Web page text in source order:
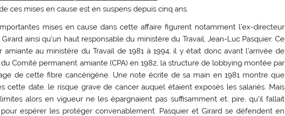
ces mises en cause est en suspens depuis cinq ans.
mises en cause dans cette affaire figurent notamment l’ex-directeur
ainsi qu’un haut responsable du ministère du Travail, Jean-Luc Pasquier. Ce
au ministère du Travail de 1981 à 1994, il y était donc avant l’arrivée de
Comité permanent amiante (CPA) en 1982, la structure de lobbying montée par
de cette fibre cancérigène. Une note écrite de sa main en 1981 montre que
cette date, le risque grave de cancer auquel étaient exposés les salariés. Mais
alors en vigueur ne les épargnaient pas suffisamment et, pire, qu’il fallait
espérer les protéger convenablement. Pasquier et Girard se défendent en